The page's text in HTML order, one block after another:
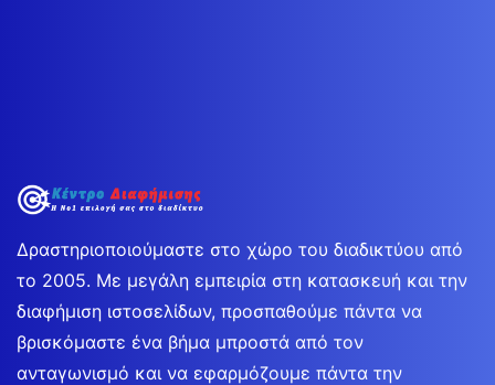
Δραστηριοποιούμαστε στο χώρο του διαδικτύου από
το 2005. Με μεγάλη εμπειρία στη κατασκευή και την
διαφήμιση ιστοσελίδων, προσπαθούμε πάντα να
βρισκόμαστε ένα βήμα μπροστά από τον
ανταγωνισμό και να εφαρμόζουμε πάντα την